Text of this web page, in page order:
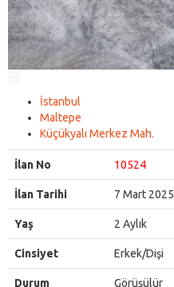
İstanbul
Maltepe
Küçükyalı Merkez Mah.
İlan No 10524
İlan Tarihi 7 Mart 2025
Yaş 2 Aylık
Cinsiyet Erkek/Dişi
Durum Görüşülür